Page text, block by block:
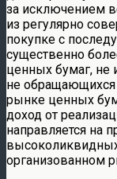
за исключением
из регулярно
покупке с
существенно
ценных бумаг,
не обращающихся
рынке ценных
доход от
направляется на
организованном